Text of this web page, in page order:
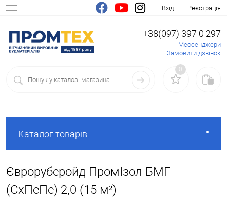
Вхід Реєстрація
+38(097) 397 0 297
Мессенджери
Замовити дзвінок
0
Каталог товарів
Євроруберойд ПромІзол БМГ
(СхПеПе) 2,0 (15 м²)